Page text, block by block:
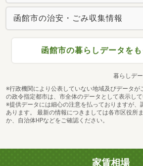
函館市の治安・ごみ収集情報
函館市の暮らしデータを
暮らしデ
※行政機関により公表していない地域及びデータが
の政令指定都市は、市全体のデータとして表示して
※提供データには細心の注意を払っておりますが、
あります。 最新の情報につきましては各市区役所
か、自治体HPなどをご確認ください。
家賃相場